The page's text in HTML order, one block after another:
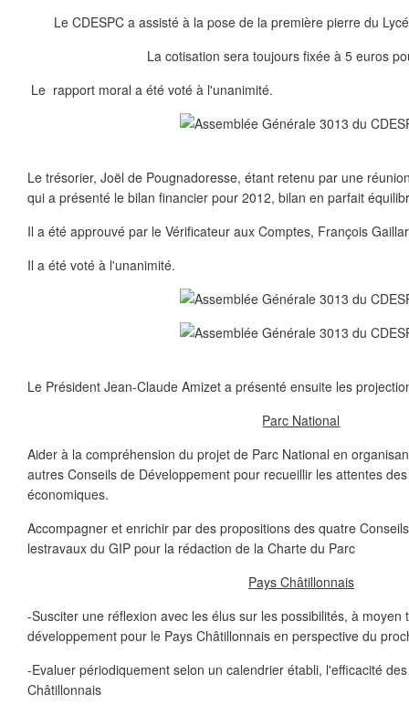
Le CDESPC a assisté à la pose de la première pierre du
La cotisation sera toujours fixée à 5 euros
Le rapport moral a été voté à l'unanimité.
Le trésorier, Joël de Pougnadoresse, étant retenu par une
qui a présenté le bilan financier pour 2012, bilan en parfait
Il a été approuvé par le Vérificateur aux Comptes, François
Il a été voté à l'unanimité.
Le Président Jean-Claude Amizet a présenté ensuite les
Parc National
Aider à la compréhension du projet de Parc National en
autres Conseils de Développement pour recueillir les attentes
économiques.
Accompagner et enrichir par des propositions des quatre
lestravaux du GIP pour la rédaction de la Charte du Parc
Pays Châtillonnais
-Susciter une réflexion avec les élus sur les possibilités, à
développement pour le Pays Châtillonnais en perspective du
-Evaluer périodiquement selon un calendrier établi, l'efficacité
Châtillonnais